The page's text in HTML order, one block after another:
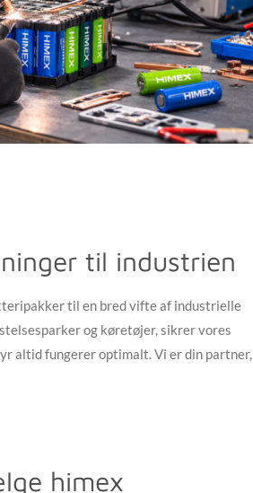
til industrien
til en bred vifte af industrielle
og køretøjer, sikrer vores
altid fungerer optimalt. Vi er din partner,
himex